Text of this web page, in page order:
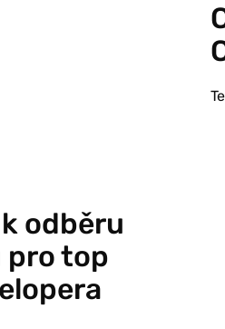
odběru
top